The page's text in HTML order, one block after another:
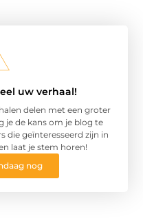
uw verhaal!
delen met een groter
je de kans om je blog te
die geïnteresseerd zijn in
laat je stem horen!
nog